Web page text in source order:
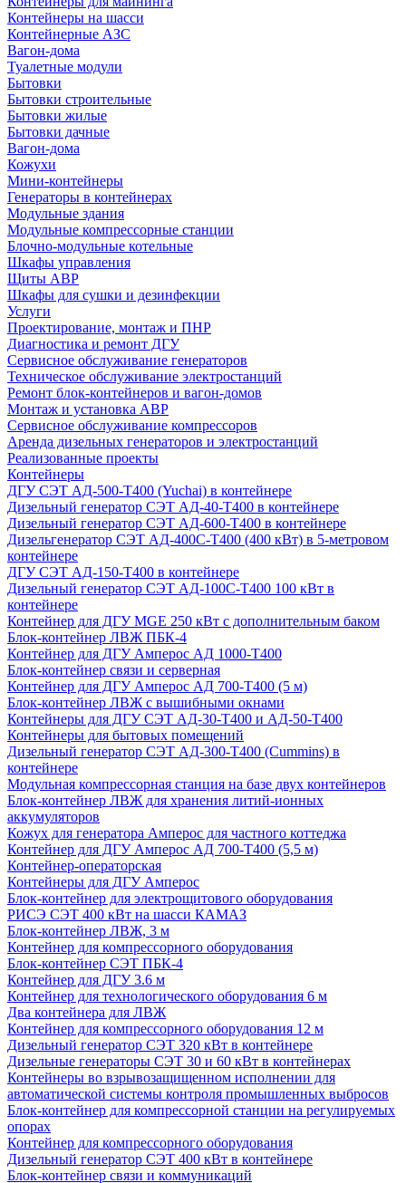
Контейнеры на шасси
Контейнерные АЗС
Вагон-дома
Туалетные модули
Бытовки
Бытовки строительные
Бытовки жилые
Бытовки дачные
Вагон-дома
Кожухи
Мини-контейнеры
Генераторы в контейнерах
Модульные здания
Модульные компрессорные станции
Блочно-модульные котельные
Шкафы управления
Щиты АВР
Шкафы для сушки и дезинфекции
Услуги
Проектирование, монтаж и ПНР
Диагностика и ремонт ДГУ
Сервисное обслуживание генераторов
Техническое обслуживание электростанций
Ремонт блок-контейнеров и вагон-домов
Монтаж и установка АВР
Сервисное обслуживание компрессоров
Аренда дизельных генераторов и электростанций
Реализованные проекты
Контейнеры
ДГУ СЭТ АД-500-Т400 (Yuchai) в контейнере
Дизельный генератор СЭТ АД-40-Т400 в контейнере
Дизельный генератор СЭТ АД-600-Т400 в контейнере
Дизельгенератор СЭТ АД-400С-Т400 (400 кВт) в 5-метровом
контейнере
ДГУ СЭТ АД-150-Т400 в контейнере
Дизельный генератор СЭТ АД-100С-Т400 100 кВт в
контейнере
Контейнер для ДГУ MGE 250 кВт с дополнительным баком
Блок-контейнер ЛВЖ ПБК-4
Контейнер для ДГУ Амперос АД 1000-Т400
Блок-контейнер связи и серверная
Контейнер для ДГУ Амперос АД 700-Т400 (5 м)
Блок-контейнер ЛВЖ с вышибными окнами
Контейнеры для ДГУ СЭТ АД-30-Т400 и АД-50-Т400
Контейнеры для бытовых помещений
Дизельный генератор СЭТ АД-300-Т400 (Cummins) в
контейнере
Модульная компрессорная станция на базе двух контейнеров
Блок-контейнер ЛВЖ для хранения литий-ионных
аккумуляторов
Кожух для генератора Амперос для частного коттеджа
Контейнер для ДГУ Амперос АД 700-Т400 (5,5 м)
Контейнер-операторская
Контейнеры для ДГУ Амперос
Блок-контейнер для электрощитового оборудования
РИСЭ СЭТ 400 кВт на шасси КАМАЗ
Блок-контейнер ЛВЖ, 3 м
Контейнер для компрессорного оборудования
Блок-контейнер СЭТ ПБК-4
Контейнер для ДГУ 3.6 м
Контейнер для технологического оборудования 6 м
Два контейнера для ЛВЖ
Контейнер для компрессорного оборудования 12 м
Дизельный генератор СЭТ 320 кВт в контейнере
Дизельные генераторы СЭТ 30 и 60 кВт в контейнерах
Контейнеры во взрывозащищенном исполнении для
автоматической системы контроля промышленных выбросов
Блок-контейнер для компрессорной станции на регулируемых
опорах
Контейнер для компрессорного оборудования
Дизельный генератор СЭТ 400 кВт в контейнере
Блок-контейнер связи и коммуникаций